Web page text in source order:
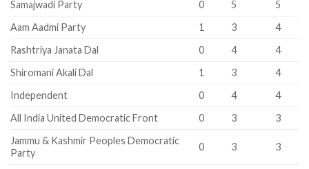
Samajwadi Party
0 5
5
Aam Aadmi Party
1 3
4
Rashtriya Janata Dal
0 4
4
Shiromani Akali Dal
1 3
4
Independent
0 4
4
All India United Democratic Front
0 3
3
Jammu & Kashmir Peoples Democratic
Party
0 3 3